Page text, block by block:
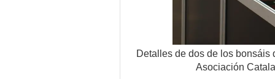
Detalles de dos de los bonsáis
Asociación